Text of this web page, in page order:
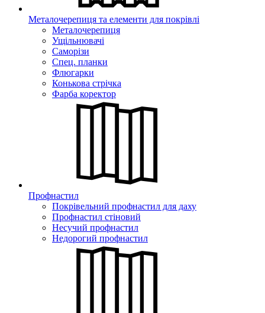
Металочерепиця та елементи для покрівлі
Металочерепиця
Ущільнювачі
Саморізи
Спец. планки
Флюгарки
Конькова стрічка
Фарба коректор
Профнастил
Покрівельний профнастил для даху
Профнастил стіновий
Несучий профнастил
Недорогий профнастил